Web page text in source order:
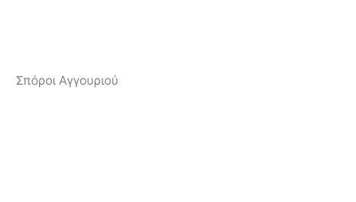
Σπόροι Αγγουριού